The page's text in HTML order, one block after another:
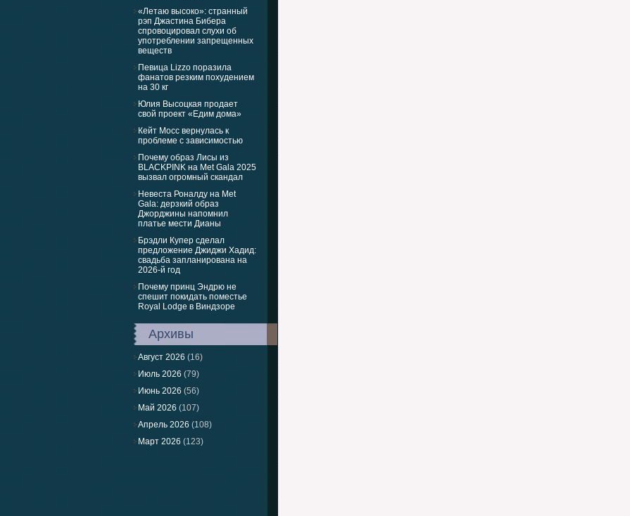
«Летаю высоко»: странный
рэп Джастина Бибера
спровоцировал слухи об
употреблении запрещенных
веществ
Певица Lizzo поразила
фанатов резким похудением
на 30 кг
Юлия Высоцкая продает
свой проект «Едим дома»
Кейт Мосс вернулась к
проблеме с зависимостью
Почему образ Лисы из
BLACKPINK на Met Gala 2025
вызвал огромный скандал
Невеста Роналду на Met
Gala: дерзкий образ
Джорджины напомнил
платье мести Дианы
Брэдли Купер сделал
предложение Джиджи Хадид:
свадьба запланирована на
2026-й год
Почему принц Эндрю не
спешит покидать поместье
Royal Lodge в Виндзоре
Архивы
Август 2026 (16)
Июль 2026 (79)
Июнь 2026 (56)
Май 2026 (107)
Апрель 2026 (108)
Март 2026 (123)